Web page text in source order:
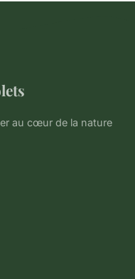
au cœur de la nature